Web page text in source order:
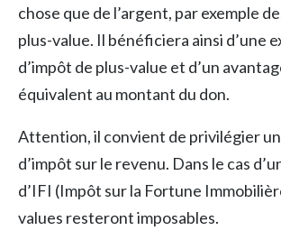
chose que de l’argent, par exemple
plus-value. Il bénéficiera ainsi d’une
d’impôt de plus-value et d’un
équivalent au montant du don.
Attention, il convient de privilégier
d’impôt sur le revenu. Dans le cas
d’IFI (Impôt sur la Fortune
values resteront imposables.